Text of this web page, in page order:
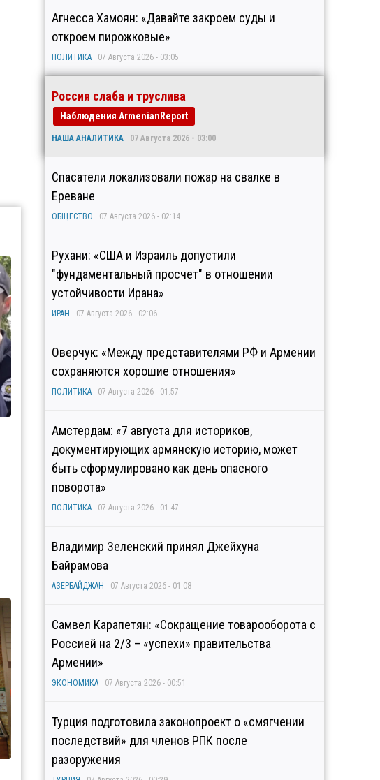
Агнесса Хамоян: «Давайте закроем суды и
откроем пирожковые»
ПОЛИТИКА 07 Августа 2026 - 03:05
Россия слаба и труслива
Наблюдения ArmenianReport
НАША АНАЛИТИКА 07 Августа 2026 - 03:00
Спасатели локализовали пожар на свалке в
Ереване
ОБЩЕСТВО 07 Августа 2026 - 02:14
Рухани: «США и Израиль допустили
"фундаментальный просчет" в отношении
устойчивости Ирана»
ИРАН 07 Августа 2026 - 02:06
Оверчук: «Между представителями РФ и Армении
сохраняются хорошие отношения»
ПОЛИТИКА 07 Августа 2026 - 01:57
Амстердам: «7 августа для историков,
документирующих армянскую историю, может
быть сформулировано как день опасного
поворота»
ПОЛИТИКА 07 Августа 2026 - 01:47
Владимир Зеленский принял Джейхуна
Байрамова
АЗЕРБАЙДЖАН 07 Августа 2026 - 01:08
Самвел Карапетян: «Сокращение товарооборота с
Россией на 2/3 – «успехи» правительства
Армении»
ЭКОНОМИКА 07 Августа 2026 - 00:51
Турция подготовила законопроект о «смягчении
последствий» для членов РПК после
разоружения